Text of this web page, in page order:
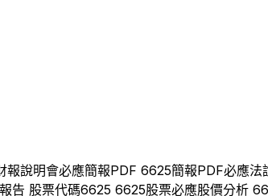
報說明會必應簡報PDF 6625簡報PDF必應法
告 股票代碼6625 6625股票必應股價分析